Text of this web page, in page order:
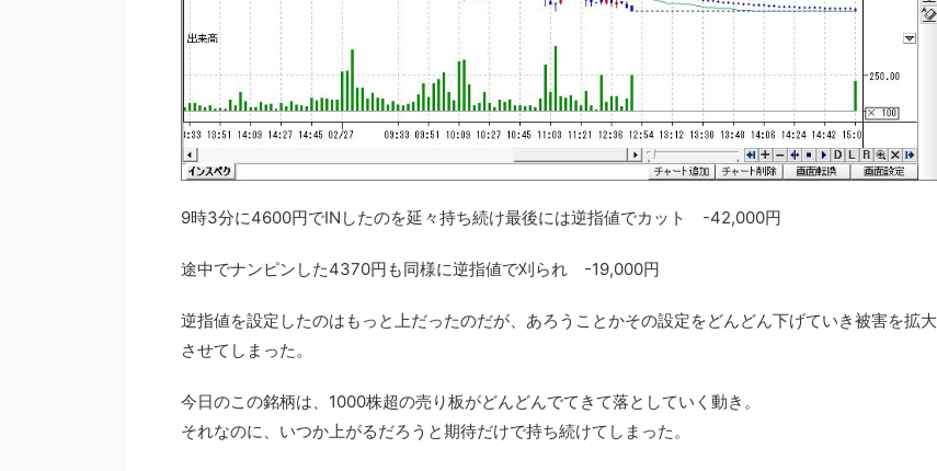
9時3分に4600円でINしたのを延々持ち続け最後には逆指値でカット -42,000円
途中でナンピンした4370円も同様に逆指値で刈られ -19,000円
逆指値を設定したのはもっと上だったのだが、あろうことかその設定をどんどん下げていき被害を拡大
させてしまった。
今日のこの銘柄は、1000株超の売り板がどんどんでてきて落としていく動き。
それなのに、いつか上がるだろうと期待だけで持ち続けてしまった。